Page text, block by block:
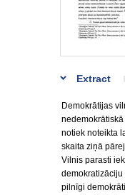
Extract
Demokrātijas
notiek noteikta
skaita ziņā
Vilnis parasti
pilnīgi